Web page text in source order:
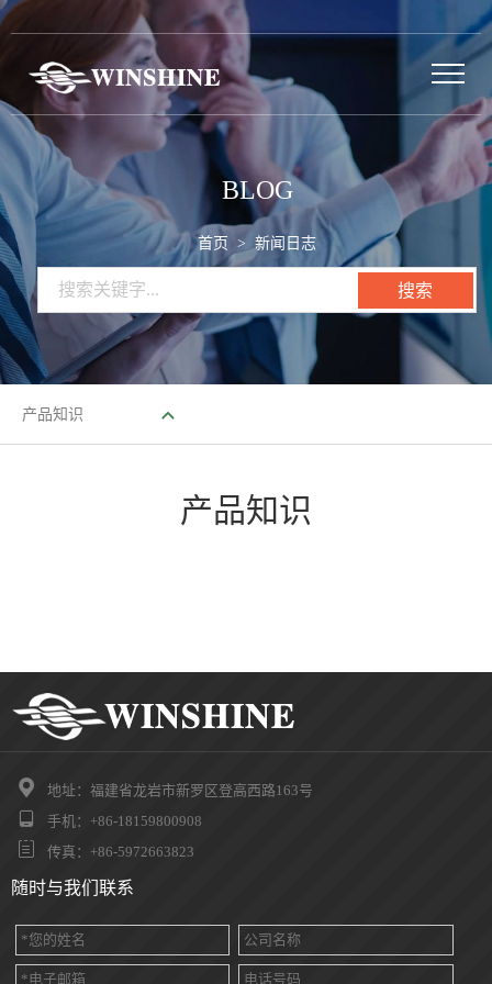
BLOG
首页 > 新闻日志
产品知识
产品知识
 地址：福建省龙岩市新罗区登高西路163号
 手机：+86-18159800908
 传真：+86-5972663823
随时与我们联系